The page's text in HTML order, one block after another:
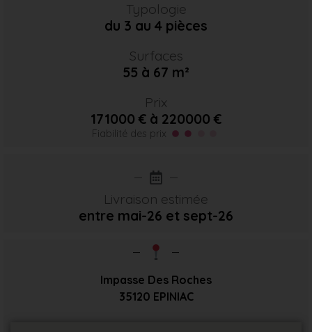
Typologie
du 3 au 4 pièces
Surfaces
55 à 67 m²
Prix
171000 € à 220000 €
Fiabilité des prix
Livraison estimée
entre mai-26 et sept-26
Impasse Des Roches
35120 EPINIAC